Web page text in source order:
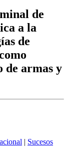
de
a la
de
de armas y
| Sucesos